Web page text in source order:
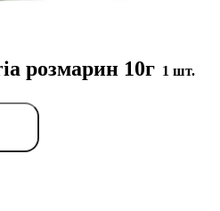
розмарин 10г 1 шт.